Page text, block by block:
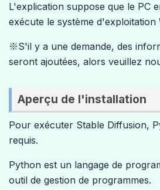
L'explication suppose que le PC
exécute le système d'exploitation
※S'il y a une demande, des
seront ajoutées, alors veuillez
Aperçu de l'installation
Pour exécuter Stable Diffusion,
requis.
Python est un langage de
outil de gestion de programmes.